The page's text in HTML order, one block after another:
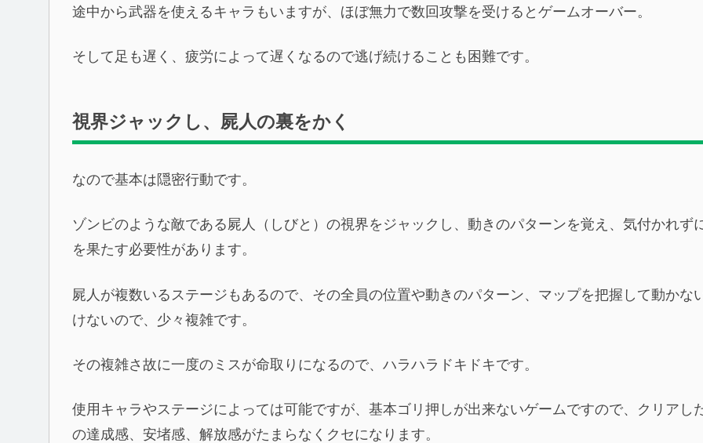
途中から武器を使えるキャラもいますが、ほぼ無力で数回攻撃を受けるとゲームオーバー。
そして足も遅く、疲労によって遅くなるので逃げ続けることも困難です。
視界ジャックし、屍人の裏をかく
なので基本は隠密行動です。
ゾンビのような敵である屍人（しびと）の視界をジャックし、動きのパターンを覚え、気付かれず
を果たす必要性があります。
屍人が複数いるステージもあるので、その全員の位置や動きのパターン、マップを把握して動かな
けないので、少々複雑です。
その複雑さ故に一度のミスが命取りになるので、ハラハラドキドキです。
使用キャラやステージによっては可能ですが、基本ゴリ押しが出来ないゲームですので、クリアし
の達成感、安堵感、解放感がたまらなくクセになります。